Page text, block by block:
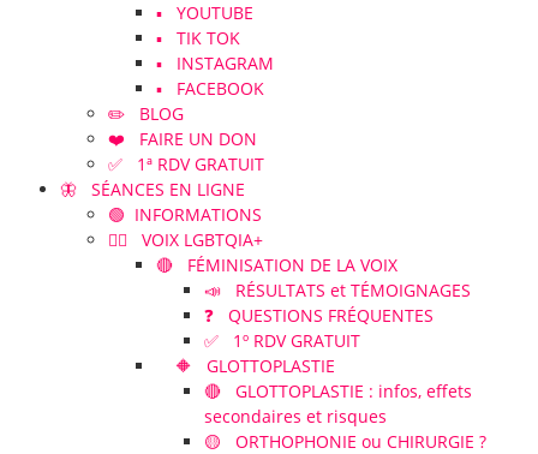
▪️ YOUTUBE
▪️ TIK TOK
▪️ INSTAGRAM
▪️ FACEBOOK
✏️ BLOG
❤️ FAIRE UN DON
✅ 1ª RDV GRATUIT
🦋 SÉANCES EN LIGNE
🟢 INFORMATIONS
🏳️‍🌈 VOIX LGBTQIA+
🔴 FÉMINISATION DE LA VOIX
📣 RÉSULTATS et TÉMOIGNAGES
❓ QUESTIONS FRÉQUENTES
✅ 1º RDV GRATUIT
🔶 GLOTTOPLASTIE
🔴 GLOTTOPLASTIE : infos, effets
secondaires et risques
🟡 ORTHOPHONIE ou CHIRURGIE ?